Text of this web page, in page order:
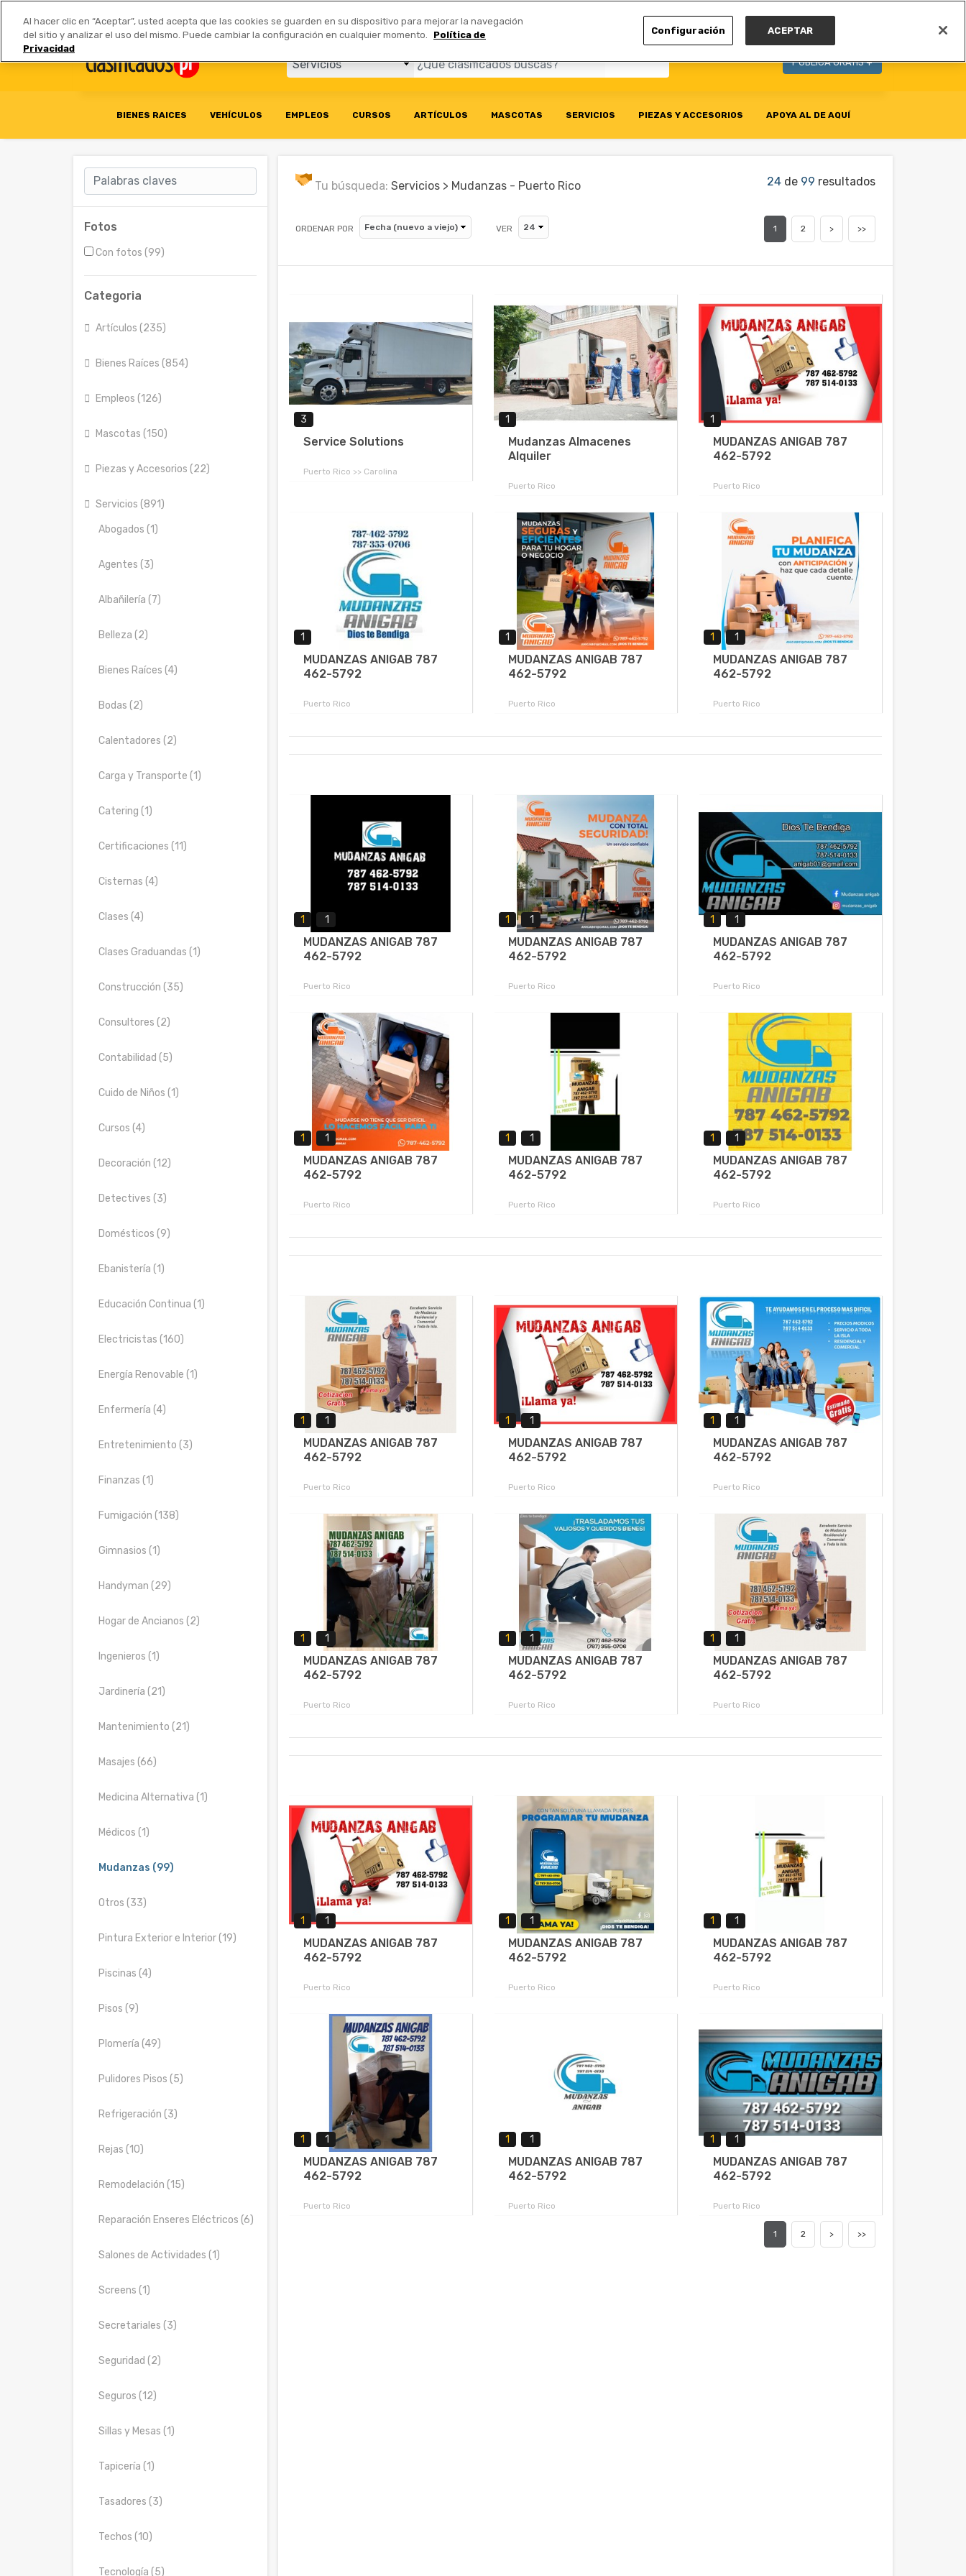
Anúnciate | Tarifas Socios Comerciales
PUBLICA GRATIS +
BIENES RAICES VEHÍCULOS EMPLEOS CURSOS ARTÍCULOS MASCOTAS SERVICIOS PIEZAS Y ACCESORIOS APOYA AL DE AQUÍ
Fotos
Con fotos (99)
Categoria
Artículos (235)
Bienes Raíces (854)
Empleos (126)
Mascotas (150)
Piezas y Accesorios (22)
Servicios (891)
Abogados (1)
Agentes (3)
Albañilería (7)
Belleza (2)
Bienes Raíces (4)
Bodas (2)
Calentadores (2)
Carga y Transporte (1)
Catering (1)
Certificaciones (11)
Cisternas (4)
Clases (4)
Clases Graduandas (1)
Construcción (35)
Consultores (2)
Contabilidad (5)
Cuido de Niños (1)
Cursos (4)
Decoración (12)
Detectives (3)
Domésticos (9)
Ebanistería (1)
Educación Continua (1)
Electricistas (160)
Energía Renovable (1)
Enfermería (4)
Entretenimiento (3)
Finanzas (1)
Fumigación (138)
Gimnasios (1)
Handyman (29)
Hogar de Ancianos (2)
Ingenieros (1)
Jardinería (21)
Mantenimiento (21)
Masajes (66)
Medicina Alternativa (1)
Médicos (1)
Mudanzas (99)
Otros (33)
Pintura Exterior e Interior (19)
Piscinas (4)
Pisos (9)
Plomería (49)
Pulidores Pisos (5)
Refrigeración (3)
Rejas (10)
Remodelación (15)
Reparación Enseres Eléctricos (6)
Salones de Actividades (1)
Screens (1)
Secretariales (3)
Seguridad (2)
Seguros (12)
Sillas y Mesas (1)
Tapicería (1)
Tasadores (3)
Techos (10)
Tecnología (5)
Tu búsqueda: Servicios > Mudanzas - Puerto Rico 24de 99 resultados
ORDENAR POR VER 1 2 > >>
3
Service Solutions
Puerto Rico >> Carolina
1
Mudanzas Almacenes
Alquiler
Puerto Rico
1
MUDANZAS ANIGAB 787
462-5792
Puerto Rico
1
MUDANZAS ANIGAB 787
462-5792
Puerto Rico
1
MUDANZAS ANIGAB 787
462-5792
Puerto Rico
1 1
MUDANZAS ANIGAB 787
462-5792
Puerto Rico
1 1
MUDANZAS ANIGAB 787
462-5792
Puerto Rico
1 1
MUDANZAS ANIGAB 787
462-5792
Puerto Rico
1 1
MUDANZAS ANIGAB 787
462-5792
Puerto Rico
1 1
MUDANZAS ANIGAB 787
462-5792
Puerto Rico
1 1
MUDANZAS ANIGAB 787
462-5792
Puerto Rico
1 1
MUDANZAS ANIGAB 787
462-5792
Puerto Rico
1 1
MUDANZAS ANIGAB 787
462-5792
Puerto Rico
1 1
MUDANZAS ANIGAB 787
462-5792
Puerto Rico
1 1
MUDANZAS ANIGAB 787
462-5792
Puerto Rico
1 1
MUDANZAS ANIGAB 787
462-5792
Puerto Rico
1 1
MUDANZAS ANIGAB 787
462-5792
Puerto Rico
1 1
MUDANZAS ANIGAB 787
462-5792
Puerto Rico
1 1
MUDANZAS ANIGAB 787
462-5792
Puerto Rico
1 1
MUDANZAS ANIGAB 787
462-5792
Puerto Rico
1 1
MUDANZAS ANIGAB 787
462-5792
Puerto Rico
1 1
MUDANZAS ANIGAB 787
462-5792
Puerto Rico
1 1
MUDANZAS ANIGAB 787
462-5792
Puerto Rico
1 1
MUDANZAS ANIGAB 787
462-5792
Puerto Rico
1 2 > >>
Al hacer clic en “Aceptar”, usted acepta que las cookies se guarden en su dispositivo para mejorar la navegación
del sitio y analizar el uso del mismo. Puede cambiar la configuración en cualquier momento.
Política de
Privacidad
Configuración ACEPTAR